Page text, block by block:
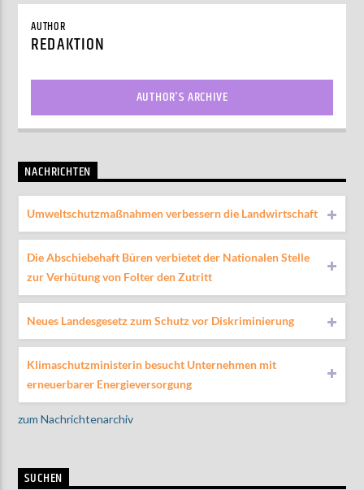
ZU HÖREN IN
AUTHOR
REDAKTION
AUTHOR'S ARCHIVE
NACHRICHTEN
Umweltschutzmaßnahmen verbessern die Landwirtschaft
Die Abschiebehaft Büren verbietet der Nationalen Stelle
zur Verhütung von Folter den Zutritt
Neues Landesgesetz zum Schutz vor Diskriminierung
Klimaschutzministerin besucht Unternehmen mit
erneuerbarer Energieversorgung
zum Nachrichtenarchiv
SUCHEN